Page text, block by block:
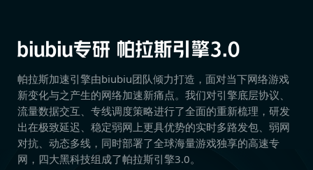
帕拉斯加速引擎由biubiu团队倾力打造，面对当下网络游戏
新变化与之产生的网络加速新痛点。我们对引擎底层协议、
流量数据交互、专线调度策略进行了全面的重新梳理，研发
出在极致延迟、稳定弱网上更具优势的实时多路发包、弱网
对抗、动态多线，同时部署了全球海量游戏独享的高速专
网，四大黑科技组成了帕拉斯引擎3.0。